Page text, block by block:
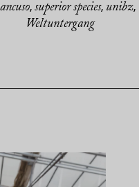
, superior species, unibz,
Weltuntergang